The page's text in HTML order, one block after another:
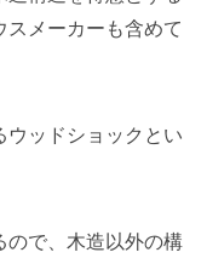
メーカーも含めて
ウッドショックとい
ので、木造以外の構